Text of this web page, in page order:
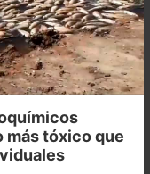
más tóxico que